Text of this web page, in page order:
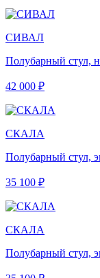
СИВАЛ
Полубарный стул,
42 000 ₽
СКАЛА
Полубарный стул,
35 100 ₽
СКАЛА
Полубарный стул,